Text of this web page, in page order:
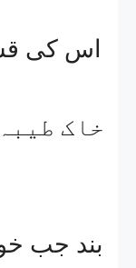
اس کی
خاک
بند جب